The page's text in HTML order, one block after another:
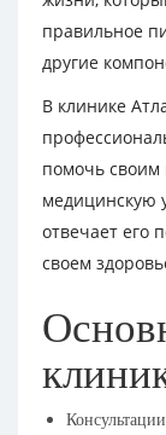
правильное
другие
В клинике
помочь своим
медицинскую
отвечает его
своем